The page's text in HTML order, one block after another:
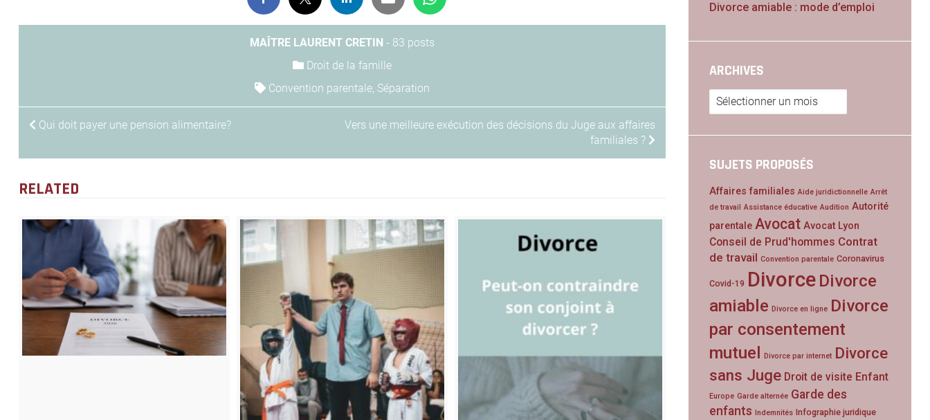
MAÎTRE LAURENT CRETIN - 83 posts
Droit de la famille
Convention parentale, Séparation
NAVIGATION
Qui doit payer une pension alimentaire?
Vers une meilleure exécution des décisions du Juge aux affaires
familiales ?
RELATED
Divorce amiable : mode d’emploi
ARCHIVES
Archives
SUJETS PROPOSÉS
Affaires familiales Aide juridictionnelle Arrêt
de travail Assistance éducative Audition Autorité
parentale Avocat Avocat Lyon
Conseil de Prud'hommes Contrat
de travail Convention parentale Coronavirus
Covid-19 Divorce Divorce
amiable Divorce en ligne Divorce
par consentement
mutuel Divorce par internet Divorce
sans Juge Droit de visite Enfant
Europe Garde alternée Garde des
enfants Indemnités Infographie juridique